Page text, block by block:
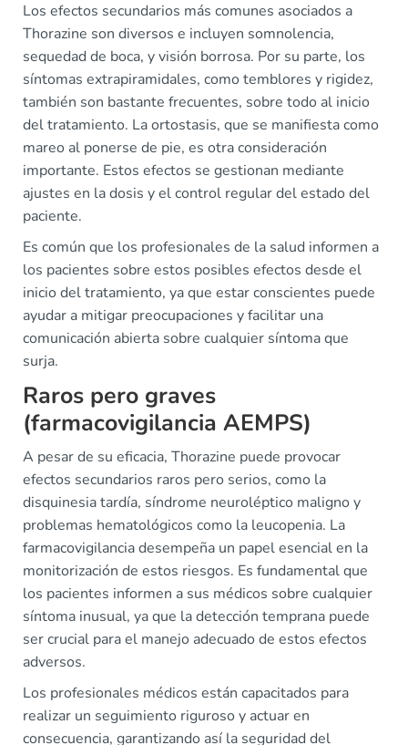
Los efectos secundarios más comunes asociados a
Thorazine son diversos e incluyen somnolencia,
sequedad de boca, y visión borrosa. Por su parte, los
síntomas extrapiramidales, como temblores y rigidez,
también son bastante frecuentes, sobre todo al inicio
del tratamiento. La ortostasis, que se manifiesta como
mareo al ponerse de pie, es otra consideración
importante. Estos efectos se gestionan mediante
ajustes en la dosis y el control regular del estado del
paciente.
Es común que los profesionales de la salud informen a
los pacientes sobre estos posibles efectos desde el
inicio del tratamiento, ya que estar conscientes puede
ayudar a mitigar preocupaciones y facilitar una
comunicación abierta sobre cualquier síntoma que
surja.
Raros pero graves
(farmacovigilancia AEMPS)
A pesar de su eficacia, Thorazine puede provocar
efectos secundarios raros pero serios, como la
disquinesia tardía, síndrome neuroléptico maligno y
problemas hematológicos como la leucopenia. La
farmacovigilancia desempeña un papel esencial en la
monitorización de estos riesgos. Es fundamental que
los pacientes informen a sus médicos sobre cualquier
síntoma inusual, ya que la detección temprana puede
ser crucial para el manejo adecuado de estos efectos
adversos.
Los profesionales médicos están capacitados para
realizar un seguimiento riguroso y actuar en
consecuencia, garantizando así la seguridad del